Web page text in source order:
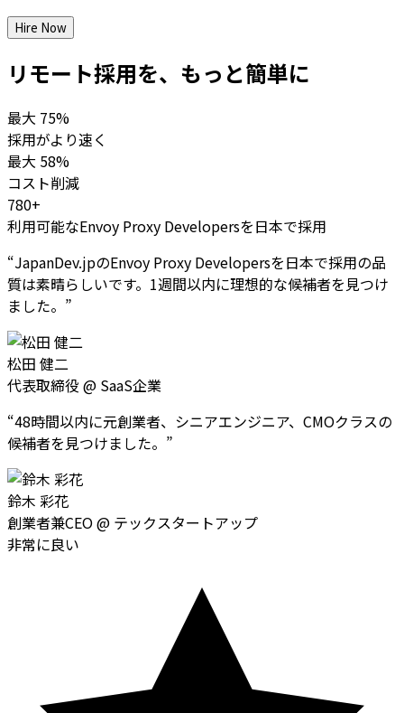
Hire Now
リモート採用を、もっと簡単に
最大 75%
採用がより速く
最大 58%
コスト削減
780+
利用可能なEnvoy Proxy Developersを日本で採用
“JapanDev.jpのEnvoy Proxy Developersを日本で採用の品
質は素晴らしいです。1週間以内に理想的な候補者を見つけ
ました。 ”
松田 健二
代表取締役 @ SaaS企業
“48時間以内に元創業者、シニアエンジニア、CMOクラスの
候補者を見つけました。 ”
鈴木 彩花
創業者兼CEO@ テックスタートアップ
非常に良い